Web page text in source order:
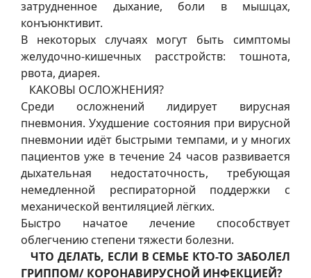
затрудненное дыхание, боли в мышцах,
конъюнктивит.
В некоторых случаях могут быть симптомы
желудочно-кишечных расстройств: тошнота,
рвота, диарея.
КАКОВЫ ОСЛОЖНЕНИЯ?
Среди осложнений лидирует вирусная
пневмония. Ухудшение состояния при вирусной
пневмонии идёт быстрыми темпами, и у многих
пациентов уже в течение 24 часов развивается
дыхательная недостаточность, требующая
немедленной респираторной поддержки с
механической вентиляцией лёгких.
Быстро начатое лечение способствует
облегчению степени тяжести болезни.
ЧТО ДЕЛАТЬ, ЕСЛИ В СЕМЬЕ КТО-ТО ЗАБОЛЕЛ
ГРИППОМ/ КОРОНАВИРУСНОЙ ИНФЕКЦИЕЙ?